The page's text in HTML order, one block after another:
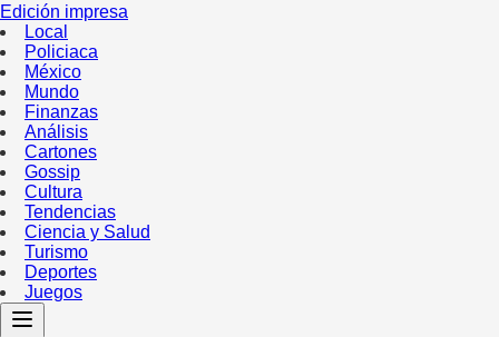
Edición impresa
Local
Policiaca
México
Mundo
Finanzas
Análisis
Cartones
Gossip
Cultura
Tendencias
Ciencia y Salud
Turismo
Deportes
Juegos